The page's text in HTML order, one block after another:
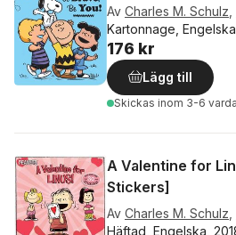
Av Charles M. Schulz
Kartonnage,
176 kr
Lägg till
Skickas inom 3-6
A Valentine for
Stickers]
Av Charles M. Schulz
Häftad, Engelska,